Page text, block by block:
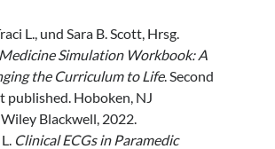
L., und Sara B. Scott, Hrsg.
Simulation Workbook: A
the Curriculum to Life. Second
published. Hoboken, NJ
Blackwell, 2022.
Clinical ECGs in Paramedic